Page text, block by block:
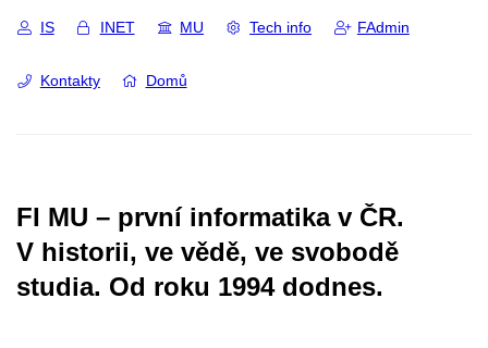
IS INET MU Tech info FAdmin
Kontakty Domů
FI MU – první informatika v ČR.
V historii, ve vědě, ve svobodě
studia. Od roku 1994 dodnes.